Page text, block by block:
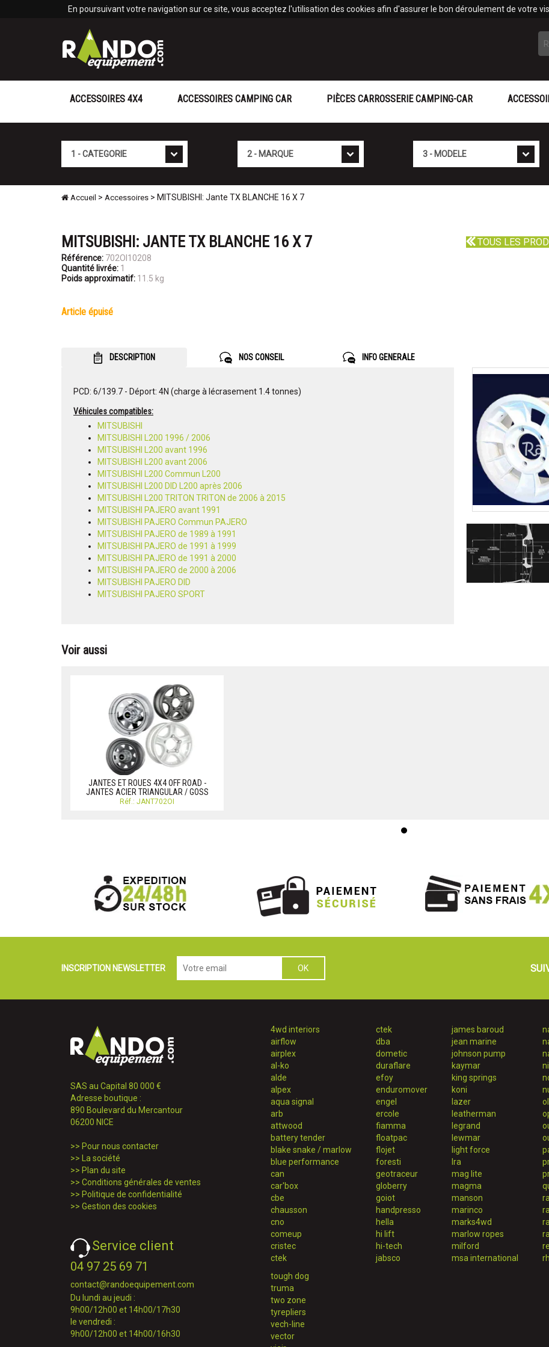
En poursuivant votre navigation sur ce site, vous acceptez l'utilisation des cookies afin d'assurer le bon déroulement de votre
ACCESSOIRES 4X4 ACCESSOIRES CAMPING CAR PIÈCES CARROSSERIE CAMPING-CAR
Accueil > Accessoires > MITSUBISHI: Jante TX BLANCHE 16 X 7
TOUS LES
MITSUBISHI: JANTE TX BLANCHE 16 X 7
Référence: 702OI10208
Quantité livrée: 1
Poids approximatif: 11.5 kg
article épuisé
DESCRIPTION NOS CONSEIL INFO GENERALE
PCD: 6/139.7 - Déport: 4N (charge à lécrasement 1.4 tonnes)
Véhicules compatibles:
MITSUBISHI
MITSUBISHI L200 1996 / 2006
MITSUBISHI L200 avant 1996
MITSUBISHI L200 avant 2006
MITSUBISHI L200 Commun L200
MITSUBISHI L200 DID L200 après 2006
MITSUBISHI L200 TRITON TRITON de 2006 à 2015
MITSUBISHI PAJERO avant 1991
MITSUBISHI PAJERO Commun PAJERO
MITSUBISHI PAJERO de 1989 à 1991
MITSUBISHI PAJERO de 1991 à 1999
MITSUBISHI PAJERO de 1991 à 2000
MITSUBISHI PAJERO de 2000 à 2006
MITSUBISHI PAJERO DID
MITSUBISHI PAJERO SPORT
Voir aussi
JANTES ET ROUES 4X4 OFF ROAD -
JANTES ACIER TRIANGULAR / GOSS
Réf.: JANT702OI
INSCRIPTION NEWSLETTER
SAS au Capital 80 000 €
Adresse boutique :
890 Boulevard du Mercantour
06200 NICE
>> Pour nous contacter
>> La société
>> Plan du site
>> Conditions générales de ventes
>> Politique de confidentialité
>> Gestion des cookies
Service client
04 97 25 69 71
contact@randoequipement.com
Du lundi au jeudi :
9h00/12h00 et 14h00/17h30
le vendredi :
9h00/12h00 et 14h00/16h30
4wd interiors
airflow
airplex
al-ko
alde
alpex
aqua signal
arb
attwood
battery tender
blake snake / marlow
blue performance
can
car'box
cbe
chausson
cno
comeup
cristec
ctek
ctek
dba
dometic
duraflare
efoy
enduromover
engel
ercole
fiamma
floatpac
flojet
foresti
geotraceur
globerry
goiot
handpresso
hella
hi lift
hi-tech
jabsco
james baroud
jean marine
johnson pump
kaymar
king springs
koni
lazer
leatherman
legrand
lewmar
light force
lra
mag lite
magma
manson
marinco
marks4wd
marlow ropes
milford
msa international
tough dog
truma
two zone
tyrepliers
vech-line
vector
Panneau de gestion des cookies